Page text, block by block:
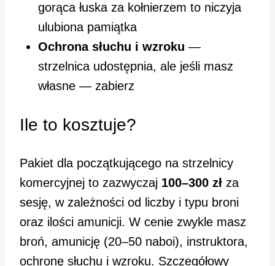
gorąca łuska za kołnierzem to niczyja
ulubiona pamiątka
Ochrona słuchu i wzroku —
strzelnica udostępnia, ale jeśli masz
własne — zabierz
Ile to kosztuje?
Pakiet dla początkującego na strzelnicy
komercyjnej to zazwyczaj 100–300 zł za
sesję, w zależności od liczby i typu broni
oraz ilości amunicji. W cenie zwykle masz
broń, amunicję (20–50 naboi), instruktora,
ochronę słuchu i wzroku. Szczegółowy